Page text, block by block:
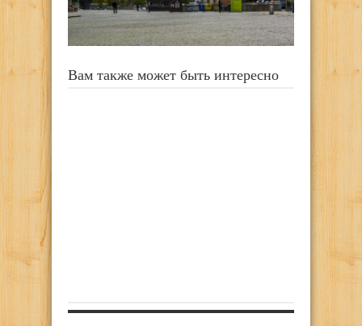
Вам также может быть интересно